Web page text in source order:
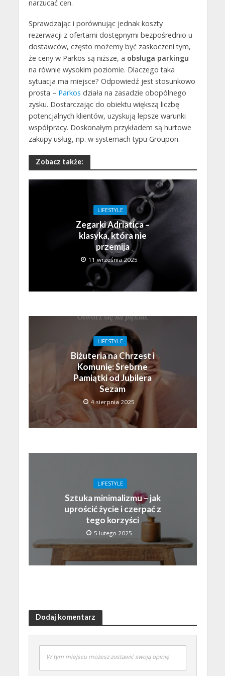
narzucać cen.
Sprawdzając i porównując jednak koszty
rezerwacji z ofertami dostępnymi bezpośrednio u
dostawców, często możemy być zaskoczeni tym,
że ceny w Parkos są niższe, a obsługa parkingu
na równie wysokim poziomie. Dlaczego taka
sytuacja ma miejsce? Odpowiedź jest stosunkowo
prosta – Parkos działa na zasadzie obopólnego
zysku. Dostarczając do obiektu większą liczbę
potencjalnych klientów, uzyskują lepsze warunki
współpracy. Doskonałym przykładem są hurtowe
zakupy usług, np. w systemach typu Groupon.
Zobacz także:
LIFESTYLE
Zegarki Adriatica –
klasyka, która nie
przemija
11 września 2025
LIFESTYLE
Biżuteria na Chrzest i
Komunię: Srebrne
Pamiątki od Jubilera
Sezam
4 sierpnia 2025
LIFESTYLE
Sztuka minimalizmu – jak
uprościć życie i czerpać z
tego korzyści
5 lutego 2025
Dodaj komentarz
W tym miejscu możesz zostawić swoją opinię